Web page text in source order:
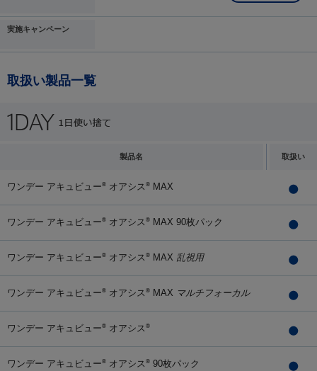
実施キャンペーン
取扱い製品一覧
製品名 取扱い
ワンデー アキュビュー® オアシス ® MAX
ワンデー アキュビュー® オアシス ® MAX 90枚パック
ワンデー アキュビュー® オアシス ® MAX 乱視用
ワンデー アキュビュー® オアシス ® MAX マルチフォーカル
ワンデー アキュビュー® オアシス ®
ワンデー アキュビュー® オアシス ® 90枚パック